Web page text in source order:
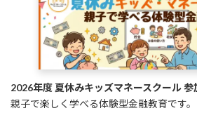
2026年度 夏休みキッズマネースクール 参
親子で楽しく学べる体験型金融教育です